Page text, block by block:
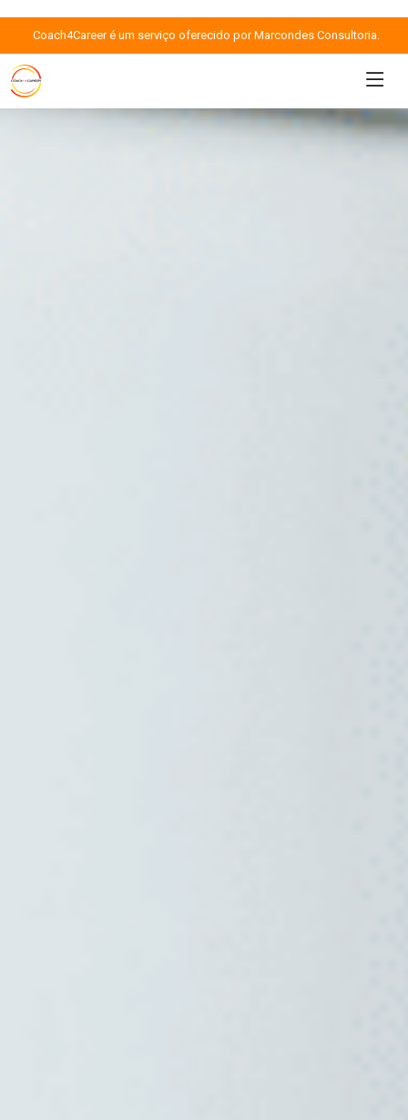
Coach4Career é um serviço oferecido por Marcondes Consultoria.